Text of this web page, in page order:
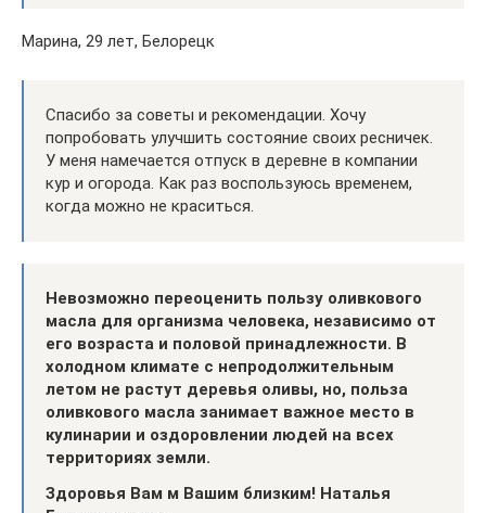
Марина, 29 лет, Белорецк
Спасибо за советы и рекомендации. Хочу
попробовать улучшить состояние своих ресничек.
У меня намечается отпуск в деревне в компании
кур и огорода. Как раз воспользуюсь временем,
когда можно не краситься.
Невозможно переоценить пользу оливкового
масла для организма человека, независимо от
его возраста и половой принадлежности. В
холодном климате с непродолжительным
летом не растут деревья оливы, но, польза
оливкового масла занимает важное место в
кулинарии и оздоровлении людей на всех
территориях земли.
Здоровья Вам м Вашим близким! Наталья